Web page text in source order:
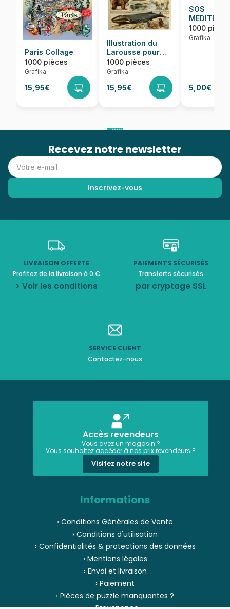
Paris Collage
1000 pièces
Grafika
15,95€
Illustration du
Larousse pour
Tous :
Mammifères, XIXè
1000 pièces
Grafika
15,95€
SOS
Regards
d'Enfants
1000
Grafika
5,00€
Recevez notre newsletter
LIVRAISON OFFERTE
Profitez de la livraison à 0 €
> Voir les conditions
PAIEMENTS SÉCURISÉS
Transferts sécurisés
par cryptage SSL
SERVICE CLIENT
Contactez-nous
Accès revendeurs
Vous avez un magasin ?
Vous souhaitez accéder à nos prix revendeurs ?
Visitez notre site
Informations
› Conditions Générales de Vente
› Conditions d'utilisation
› Confidentialités & protections des données
› Mentions légales
› Envoi et livraison
› Paiement
› Pièces de puzzle manquantes ?